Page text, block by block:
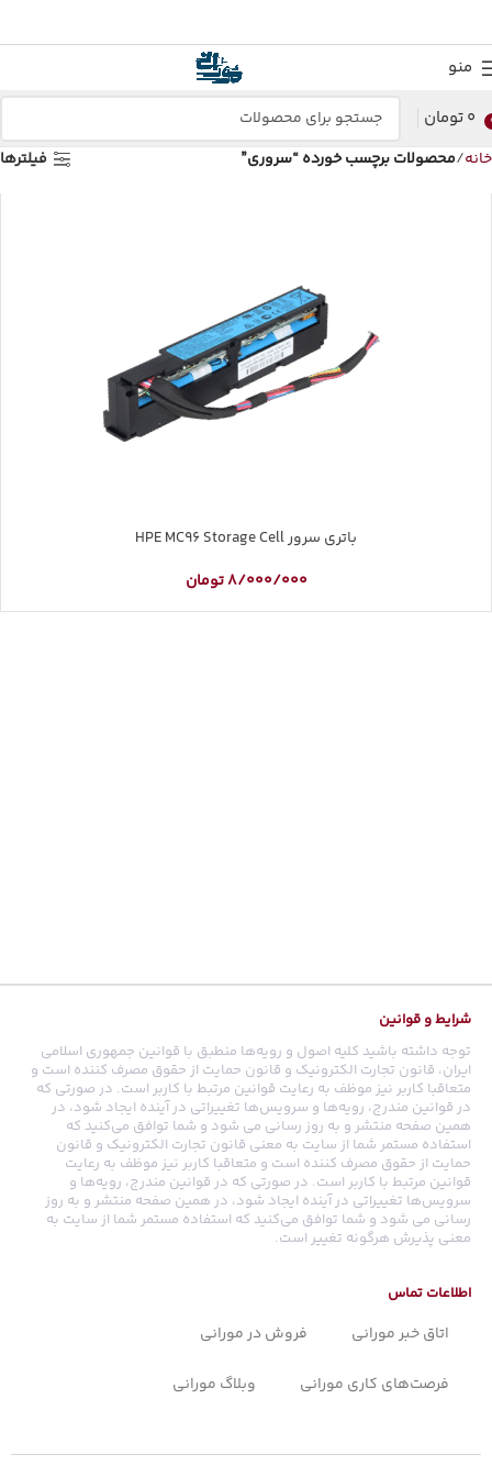
منو
0تومان
خانه محصولات برچسب خورده “سروری” فیلترها
باتری سرور HPE MC96 Storage Cell
8/000/000تومان
شرایط و قوانین
توجه داشته باشید کلیه اصول و رویه‏‌ها منطبق با قوانین جمهوری اسلامی
ایران، قانون تجارت الکترونیک و قانون حمایت از حقوق مصرف کننده است و
متعاقبا کاربر نیز موظف به رعایت قوانین مرتبط با کاربر است. در صورتی که
در قوانین مندرج، رویه‏‌ها و سرویس‏‌ها تغییراتی در آینده ایجاد شود، در
همین صفحه منتشر و به روز رسانی می شود و شما توافق می‏‌کنید که
استفاده مستمر شما از سایت به معنی قانون تجارت الکترونیک و قانون
حمایت از حقوق مصرف کننده است و متعاقبا کاربر نیز موظف به رعایت
قوانین مرتبط با کاربر است. در صورتی که در قوانین مندرج، رویه‏‌ها و
سرویس‏‌ها تغییراتی در آینده ایجاد شود، در همین صفحه منتشر و به روز
رسانی می شود و شما توافق می‏‌کنید که استفاده مستمر شما از سایت به
معنی پذیرش هرگونه تغییر است.
اطلاعات تماس
اتاق خبر مورانی فروش در مورانی
فرصت‌های کاری مورانی وبلاگ مورانی